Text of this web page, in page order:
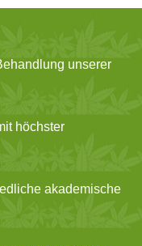
unserer
höchster
akademische